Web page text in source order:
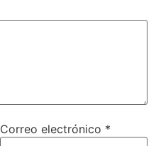
Correo electrónico *